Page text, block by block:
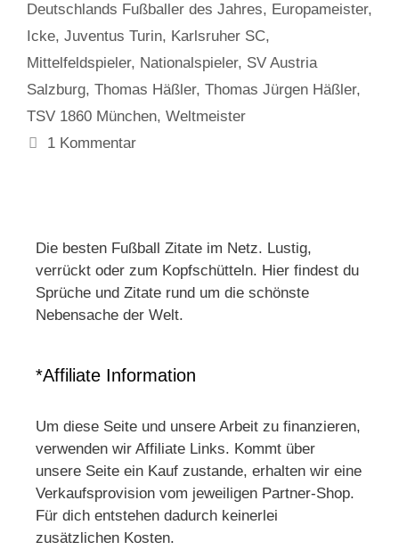
Deutschlands Fußballer des Jahres, Europameister,
Icke, Juventus Turin, Karlsruher SC,
Mittelfeldspieler, Nationalspieler, SV Austria
Salzburg, Thomas Häßler, Thomas Jürgen Häßler,
TSV 1860 München, Weltmeister
1 Kommentar
Die besten Fußball Zitate im Netz. Lustig,
verrückt oder zum Kopfschütteln. Hier findest du
Sprüche und Zitate rund um die schönste
Nebensache der Welt.
*Affiliate Information
Um diese Seite und unsere Arbeit zu finanzieren,
verwenden wir Affiliate Links. Kommt über
unsere Seite ein Kauf zustande, erhalten wir eine
Verkaufsprovision vom jeweiligen Partner-Shop.
Für dich entstehen dadurch keinerlei
zusätzlichen Kosten.